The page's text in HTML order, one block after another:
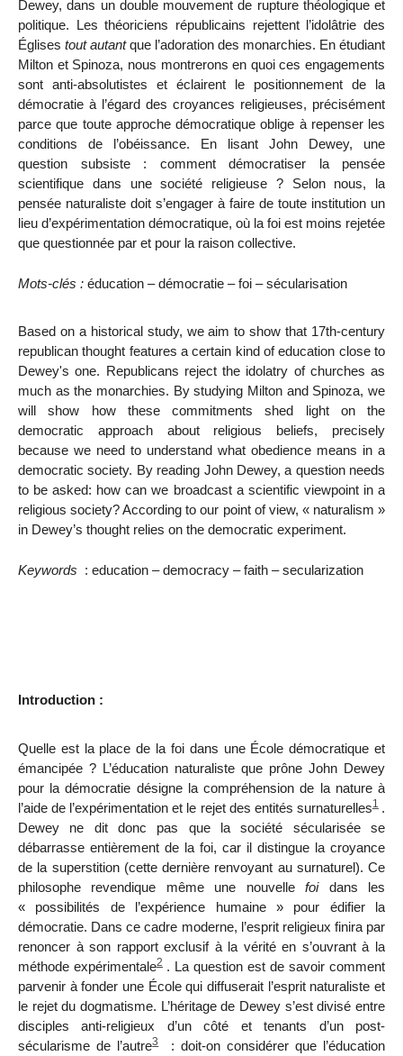
Dewey, dans un double mouvement de rupture théologique et
politique. Les théoriciens républicains rejettent l’idolâtrie des
Églises tout autantque l’adoration des monarchies. En étudiant
Milton et Spinoza, nous montrerons en quoi ces engagements
sont anti-absolutistes et éclairent le positionnement de la
démocratie à l’égard des croyances religieuses, précisément
parce que toute approche démocratique oblige à repenser les
conditions de l’obéissance. En lisant John Dewey, une
question subsiste : comment démocratiser la pensée
scientifique dans une société religieuse ? Selon nous, la
pensée naturaliste doit s’engager à faire de toute institution un
lieu d’expérimentation démocratique, où la foi est moins rejetée
que questionnée par et pour la raison collective.
Mots-clés : éducation – démocratie – foi – sécularisation
Based on a historical study, we aim to show that 17th-century
republican thought features a certain kind of education close to
Dewey's one. Republicans reject the idolatry of churches as
much as the monarchies. By studying Milton and Spinoza, we
will show how these commitments shed light on the
democratic approach about religious beliefs, precisely
because we need to understand what obedience means in a
democratic society. By reading John Dewey, a question needs
to be asked: how can we broadcast a scientific viewpoint in a
religious society? According to our point of view, « naturalism »
in Dewey’s thought relies on the democratic experiment.
Keywords : education – democracy – faith – secularization
Introduction :
Quelle est la place de la foi dans une École démocratique et
émancipée ? L’éducation naturaliste que prône John Dewey
pour la démocratie désigne la compréhension de la nature à
l’aide de l’expérimentation et le rejet des entités surnaturelles1 .
Dewey ne dit donc pas que la société sécularisée se
débarrasse entièrement de la foi, car il distingue la croyance
de la superstition (cette dernière renvoyant au surnaturel). Ce
philosophe revendique même une nouvellefoidans les
« possibilités de l’expérience humaine » pour édifier la
démocratie. Dans ce cadre moderne, l’esprit religieux finira par
renoncer à son rapport exclusif à la vérité en s’ouvrant à la
méthode expérimentale2 . La question est de savoir comment
parvenir à fonder une École qui diffuserait l’esprit naturaliste et
le rejet du dogmatisme. L’héritage de Dewey s’est divisé entre
disciples anti-religieux d’un côté et tenants d’un post-
sécularisme de l’autre3
: doit-on considérer que l’éducation